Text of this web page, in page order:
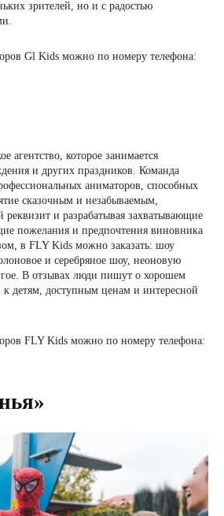
зрителей, но и с радостью
Gl Kids можно по номеру телефона:
агентство, которое занимается
и других праздников. Команда
аниматоров, способных
сказочным и незабываемым,
реквизит и разрабатывая захватывающие
пожелания и предпочтения виновника
в FLY Kids можно заказать: шоу
и серебряное шоу, неоновую
В отзывах люди пишут о хорошем
детям, доступным ценам и интересной
FLY Kids можно по номеру телефона: